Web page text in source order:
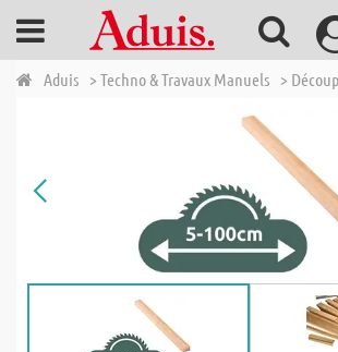
Aduis > Techno & Travaux Manuels >